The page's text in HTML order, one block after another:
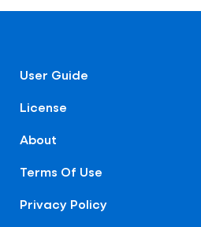
User Guide
License
About
Terms Of Use
Privacy Policy